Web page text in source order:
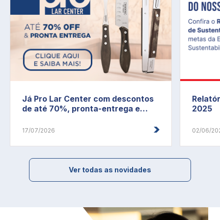
Já Pro Lar Center com descontos
de até 70%, pronta-entrega e
17/07/2026
2025
02/06/
Ver todas as novidades